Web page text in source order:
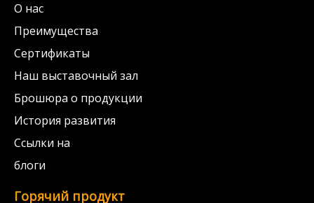
О нас
Преимущества
Сертификаты
Наш выставочный зал
Брошюра о продукции
История развития
Ссылки на
блоги
Горячий продукт